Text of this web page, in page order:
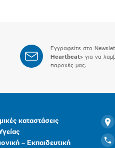
Εγγραφείτε στο
Heartbeat» για να
παροχές μας.
καταστάσεις
– Εκπαιδευτική